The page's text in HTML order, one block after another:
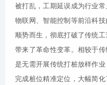
被打乱，工期延误成为行业常
物联网、智能控制等前沿科
顺势而生，彻底打破了传统
带来了革命性变革。相较于
是无需开展传统打桩放样作
完成桩位精准定位，大幅简